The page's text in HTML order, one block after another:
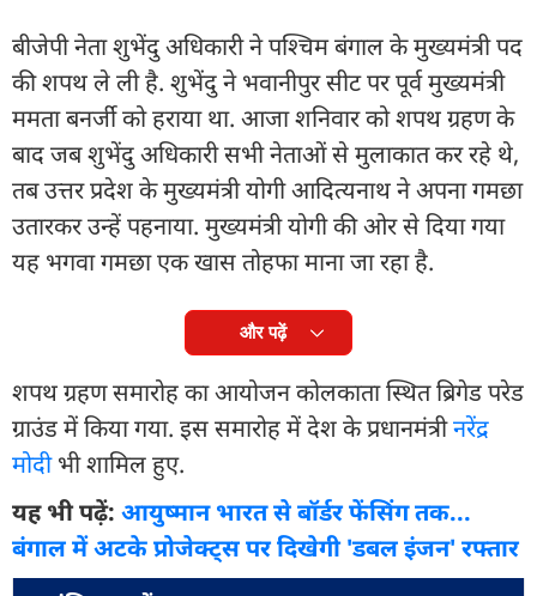
बीजेपी नेता शुभेंदु अधिकारी ने पश्चिम बंगाल के मुख्यमंत्री पद
की शपथ ले ली है. शुभेंदु ने भवानीपुर सीट पर पूर्व मुख्यमंत्री
ममता बनर्जी को हराया था. आजा शनिवार को शपथ ग्रहण के
बाद जब शुभेंदु अधिकारी सभी नेताओं से मुलाकात कर रहे थे,
तब उत्तर प्रदेश के मुख्यमंत्री योगी आदित्यनाथ ने अपना गमछा
उतारकर उन्हें पहनाया. मुख्यमंत्री योगी की ओर से दिया गया
यह भगवा गमछा एक खास तोहफा माना जा रहा है.
और पढ़ें
शपथ ग्रहण समारोह का आयोजन कोलकाता स्थित ब्रिगेड परेड
ग्राउंड में किया गया. इस समारोह में देश के प्रधानमंत्रीनरेंद्र
मोदीभी शामिल हुए.
यह भी पढ़ें: आयुष्मान भारत से बॉर्डर फेंसिंग तक...
बंगाल में अटके प्रोजेक्ट्स पर दिखेगी 'डबल इंजन' रफ्तार